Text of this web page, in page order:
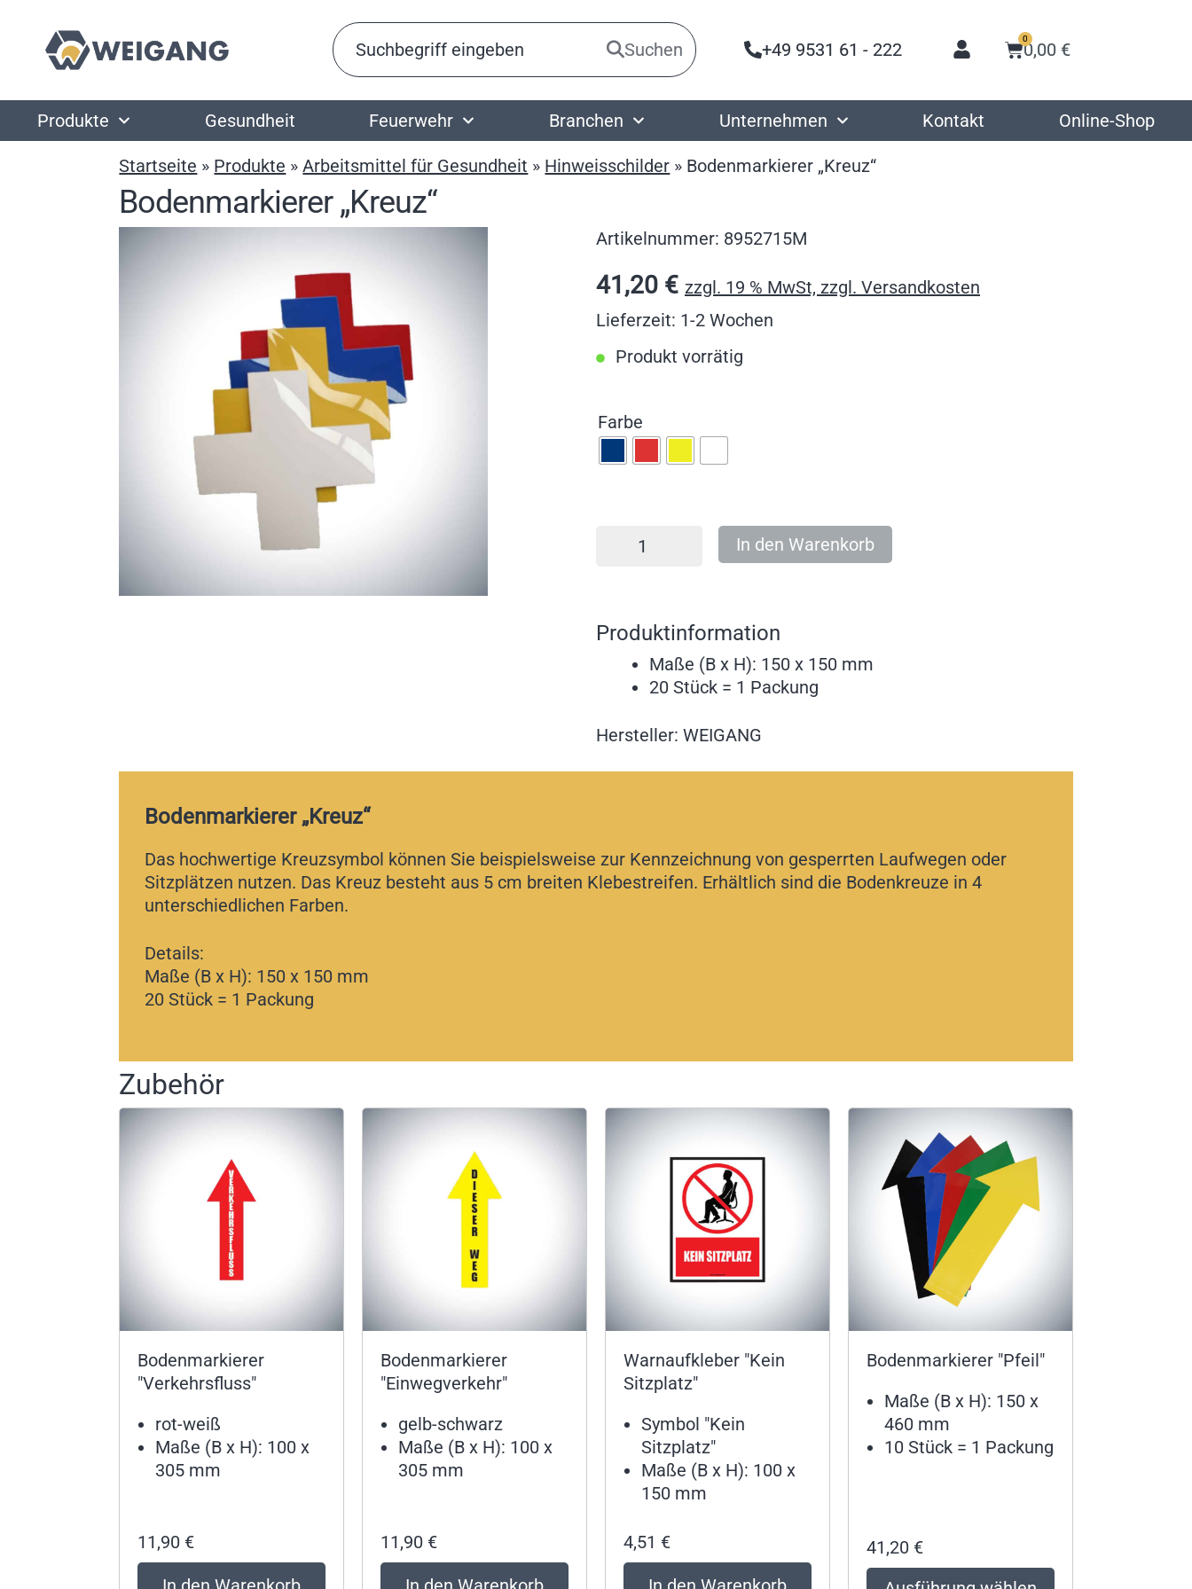
Suchen +49 9531 61 - 222 0,00 €
0
Produkte Gesundheit Feuerwehr Branchen Unternehmen Kontakt Online-Shop
Startseite » Produkte »Arbeitsmittel für Gesundheit » Hinweisschilder » Bodenmarkierer „Kreuz“
Bodenmarkierer „Kreuz“
Artikelnummer: 8952715M
41,20 € zzgl. 19 % MwSt, zzgl. Versandkosten
Lieferzeit: 1-2 Wochen
Produkt vorrätig
Farbe
In den Warenkorb
Produktinformation
Maße (B x H): 150 x 150 mm
20 Stück = 1 Packung
Hersteller: WEIGANG
Bodenmarkierer „Kreuz“
Das hochwertige Kreuzsymbol können Sie beispielsweise zur Kennzeichnung von gesperrten Laufwegen oder
Sitzplätzen nutzen. Das Kreuz besteht aus 5 cm breiten Klebestreifen. Erhältlich sind die Bodenkreuze in 4
unterschiedlichen Farben.
Details:
Maße (B x H): 150 x 150 mm
20 Stück = 1 Packung
Zubehör
Bodenmarkierer
"Verkehrsfluss"
rot-weiß
Maße (B x H): 100 x
305 mm
11,90 €
Bodenmarkierer
"Einwegverkehr"
gelb-schwarz
Maße (B x H): 100 x
305 mm
11,90 €
Warnaufkleber "Kein
Sitzplatz"
Symbol "Kein
Sitzplatz"
Maße (B x H): 100 x
150 mm
4,51 €
Bodenmarkierer "Pfeil"
Maße (B x H): 150 x
460 mm
10 Stück = 1 Packung
41,20 €